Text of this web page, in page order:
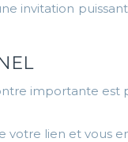
invitation
importante est
lien et vous